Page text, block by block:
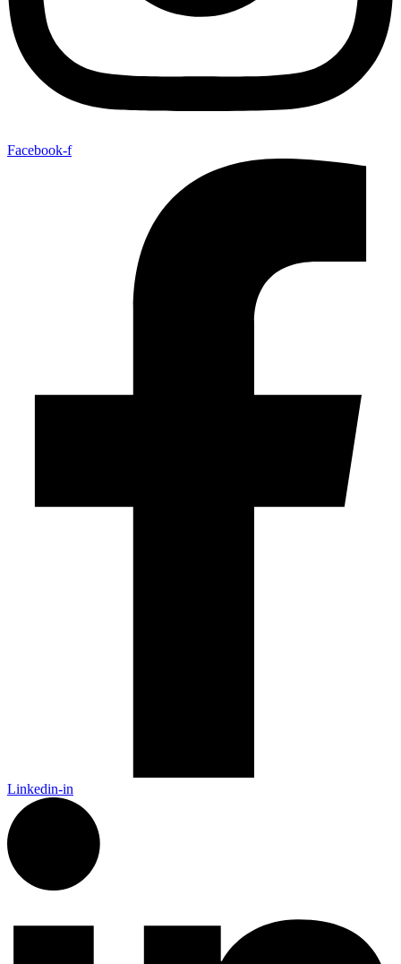
Facebook-f
Linkedin-in